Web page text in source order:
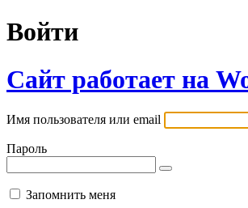
Войти
Сайт работает на
Имя пользователя или email
Пароль
Запомнить меня